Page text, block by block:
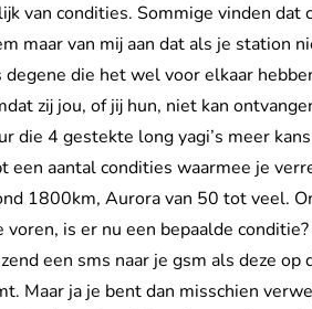
van condities. Sommige vinden dat
maar van mij aan dat als je station
die het wel voor elkaar
zij jou, of jij hun, niet kan
die 4 gestekte long yagi’s meer
een aantal condities waarmee je
1800km, Aurora van 50 tot veel.
is er nu een bepaalde conditie?
een sms naar je gsm als deze
Maar ja je bent dan misschien